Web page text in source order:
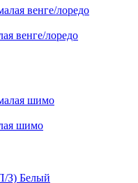
венге/лоредо
шимо